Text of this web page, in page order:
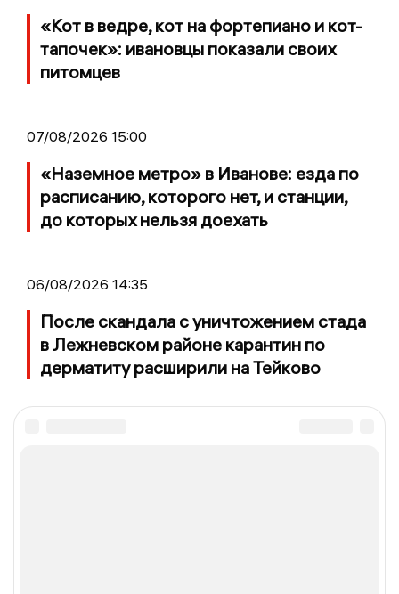
«Кот в ведре, кот на фортепиано и кот-
тапочек»: ивановцы показали своих
питомцев
07/08/2026 15:00
«Наземное метро» в Иванове: езда по
расписанию, которого нет, и станции,
до которых нельзя доехать
06/08/2026 14:35
После скандала с уничтожением стада
в Лежневском районе карантин по
дерматиту расширили на Тейково